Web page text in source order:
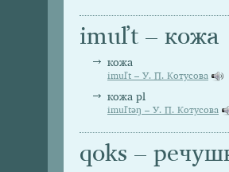
imuľt – кожа
кожа
imuľt – У. П. Котусова
кожа pl
imuľtəŋ – У. П. Котусова
qoks –